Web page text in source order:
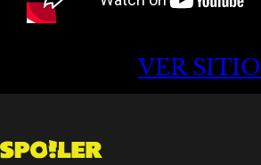
VER SITIO